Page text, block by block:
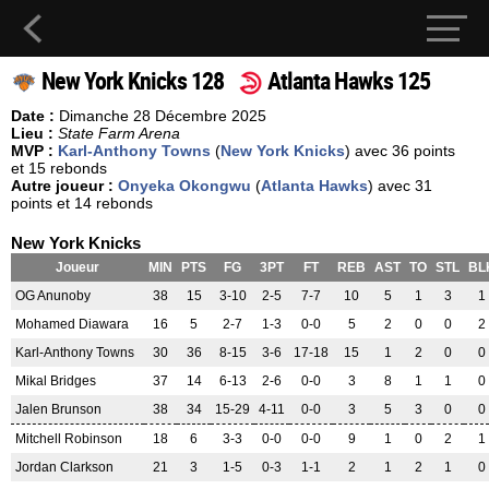
New York Knicks 128 Atlanta Hawks 125
Date : Dimanche 28 Décembre 2025
Lieu : State Farm Arena
MVP : Karl-Anthony Towns (New York Knicks) avec 36 points
et 15 rebonds
Autre joueur : Onyeka Okongwu (Atlanta Hawks) avec 31
points et 14 rebonds
New York Knicks
Joueur MIN PTS FG 3PT FT REB AST TO STL
OG Anunoby
38 15 3-10 2-5 7-7 10 5 1 3
1
Mohamed Diawara
16 5 2-7 1-3 0-0 5 2 0 0
2
Karl-Anthony Towns
30 36 8-15 3-6 17-18 15 1 2 0
0
Mikal Bridges
37 14 6-13 2-6 0-0 3 8 1 1
0
Jalen Brunson
38 34 15-29 4-11 0-0 3 5 3 0
0
Mitchell Robinson
18 6 3-3 0-0 0-0 9 1 0 2
1
Jordan Clarkson
21 3 1-5 0-3 1-1 2 1 2 1
0